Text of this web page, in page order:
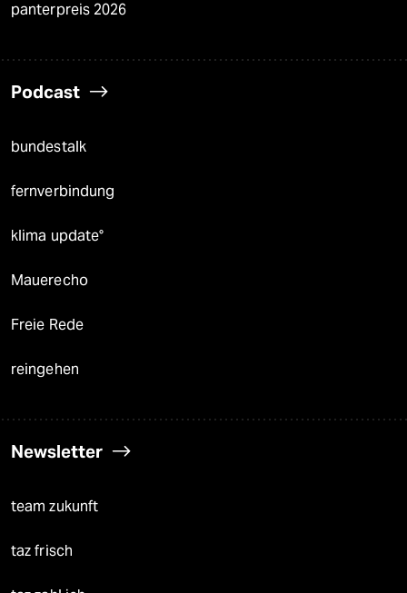
panterpreis 2026
Podcast
bundestalk
fernverbindung
klima update°
Mauerecho
Freie Rede
reingehen
Newsletter
team zukunft
taz frisch